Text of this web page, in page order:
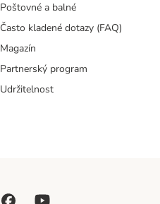
Poštovné a balné
Často kladené dotazy (FAQ)
Magazín
Partnerský program
Udržitelnost